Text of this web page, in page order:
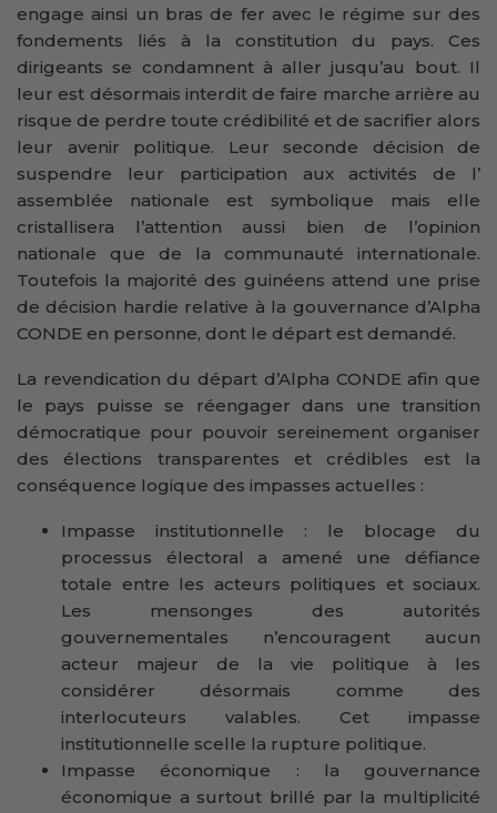
engage ainsi un bras de fer avec le régime sur des
fondements liés à la constitution du pays. Ces
dirigeants se condamnent à aller jusqu’au bout. Il
leur est désormais interdit de faire marche arrière au
risque de perdre toute crédibilité et de sacrifier alors
leur avenir politique. Leur seconde décision de
suspendre leur participation aux activités de l’
assemblée nationale est symbolique mais elle
cristallisera l’attention aussi bien de l’opinion
nationale que de la communauté internationale.
Toutefois la majorité des guinéens attend une prise
de décision hardie relative à la gouvernance d’Alpha
CONDE en personne, dont le départ est demandé.
La revendication du départ d’Alpha CONDE afin que
le pays puisse se réengager dans une transition
démocratique pour pouvoir sereinement organiser
des élections transparentes et crédibles est la
conséquence logique des impasses actuelles :
Impasse institutionnelle : le blocage du
processus électoral a amené une défiance
totale entre les acteurs politiques et sociaux.
Les mensonges des autorités
gouvernementales n’encouragent aucun
acteur majeur de la vie politique à les
considérer désormais comme des
interlocuteurs valables. Cet impasse
institutionnelle scelle la rupture politique.
Impasse économique : la gouvernance
économique a surtout brillé par la multiplicité